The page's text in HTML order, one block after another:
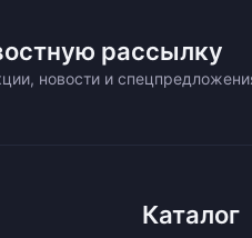
рассылку
новости и
Каталог